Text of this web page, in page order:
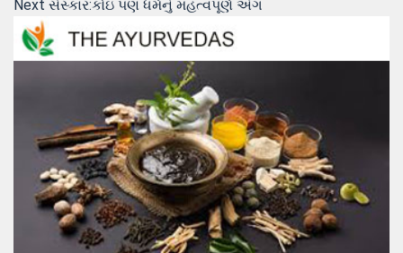
navigation
post:
Next Next
સંસ્‍કાર:કોઇ પણ ધર્મનું મહત્‍વપૂર્ણ અંગ